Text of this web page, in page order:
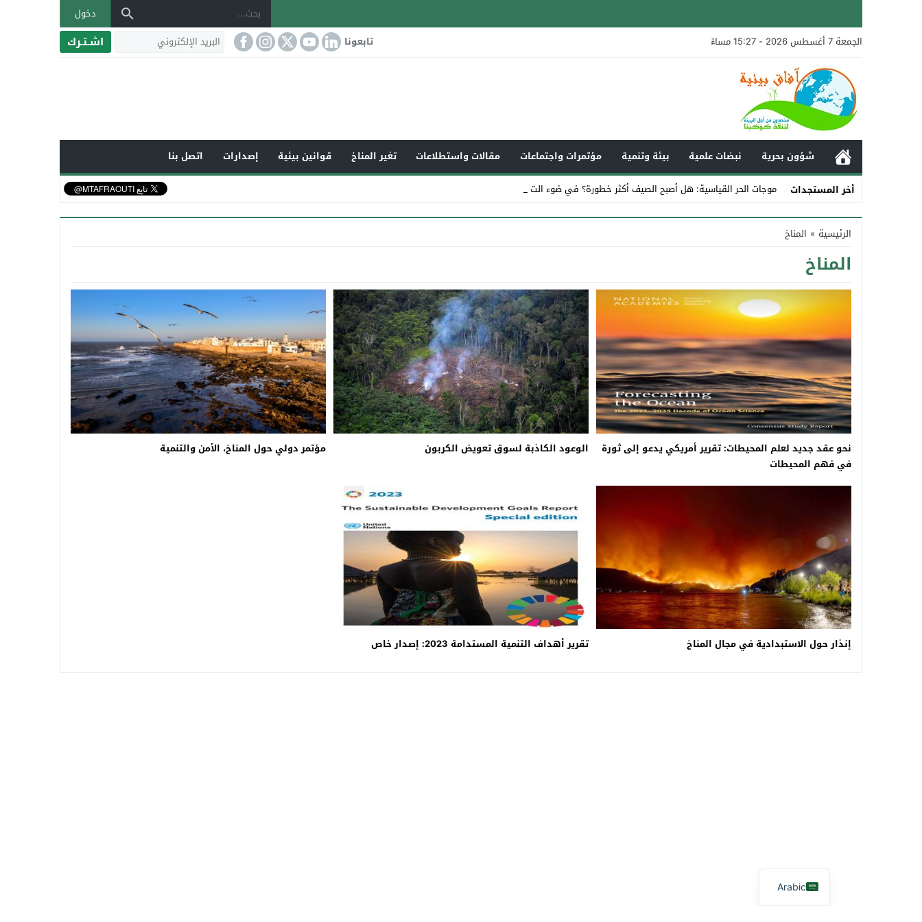
دخول
الجمعة 7 أغسطس 2026 - 15:27 مساءً
تابعونا اشـتـرك
شؤون بحرية نبضات علمية بيئة وتنمية مؤتمرات واجتماعات مقالات واستطلاعات تغير المناخ قوانين بيئية إصدارات
اتصل بنا
أخر المستجدات
موجات الحر القياسية: هل أصبح الصيف أكثر خطورة؟ في ضوء التغير الم_
Stop
الرئيسية » المناخ
المناخ
نحو عقد جديد لعلم المحيطات: تقرير أمريكي يدعو إلى ثورة
في فهم المحيطات
الوعود الكاذبة لسوق تعويض الكربون مؤتمر دولي حول المناخ، الأمن والتنمية
إنذار حول الاستبدادية في مجال المناخ تقرير أهداف التنمية المستدامة 2023: إصدار خاص
Arabic